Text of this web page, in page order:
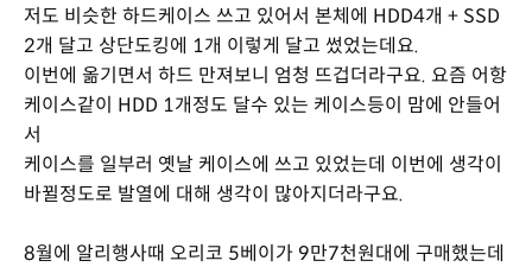
저도 비슷한 하드케이스 쓰고 있어서 본체에 HDD4개 + SSD
2개 달고 상단도킹에 1개 이렇게 달고 썼었는데요.
이번에 옮기면서 하드 만져보니 엄청 뜨겁더라구요. 요즘 어항
케이스같이 HDD 1개정도 달수 있는 케이스등이 맘에 안들어
서
케이스를 일부러 옛날 케이스에 쓰고 있었는데 이번에 생각이
바뀔정도로 발열에 대해 생각이 많아지더라구요.
8월에 알리행사때 오리코 5베이가 9만7천원대에 구매했는데